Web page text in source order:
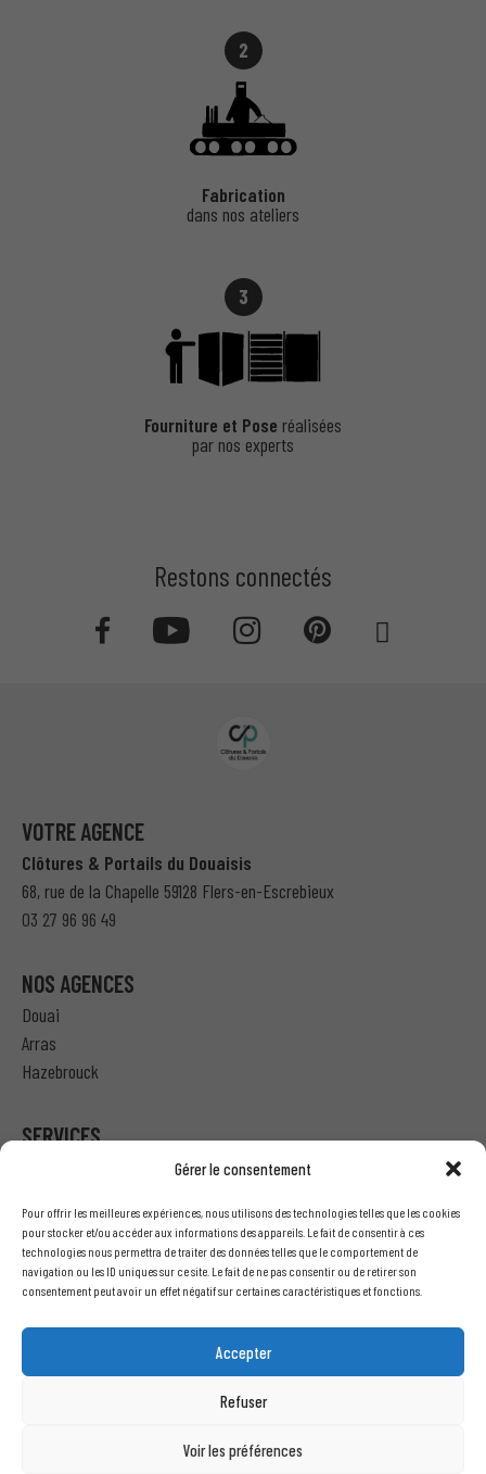
Gérer le consentement
Pour offrir les meilleures expériences, nous utilisons des technologies telles que les cookies
pour stocker et/ou accéder aux informations des appareils. Le fait de consentir à ces
technologies nous permettra de traiter des données telles que le comportement de
navigation ou les ID uniques sur ce site. Le fait de ne pas consentir ou de retirer son
consentement peut avoir un effet négatif sur certaines caractéristiques et fonctions.
Accepter
Refuser
Voir les préférences
2
Fabrication
dans nos ateliers
3
Fourniture et Pose réalisées
par nos experts
Restons connectés
VOTRE AGENCE
Clôtures & Portails du Douaisis
68, rue de la Chapelle 59128 Flers-en-Escrebieux
03 27 96 96 49
NOS AGENCES
Douai
Arras
Hazebrouck
SERVICES
Professionnel – J’ai besoin d’un devis
Nous écrire
Recrutement
INFORMATIONS LÉGALES
Politique de confidentialité